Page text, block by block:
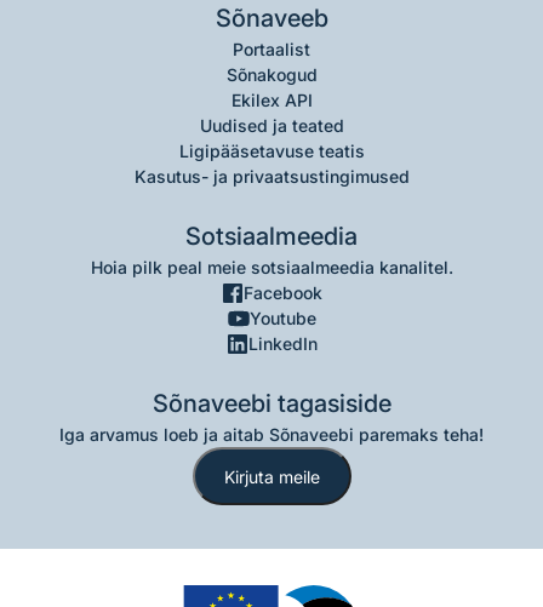
Sõnaveeb
Portaalist
Sõnakogud
Ekilex API
Uudised ja teated
Ligipääsetavuse teatis
Kasutus- ja privaatsustingimused
Sotsiaalmeedia
Hoia pilk peal meie sotsiaalmeedia kanalitel.
Facebook
Youtube
LinkedIn
Sõnaveebi tagasiside
Iga arvamus loeb ja aitab Sõnaveebi paremaks teha!
Kirjuta meile